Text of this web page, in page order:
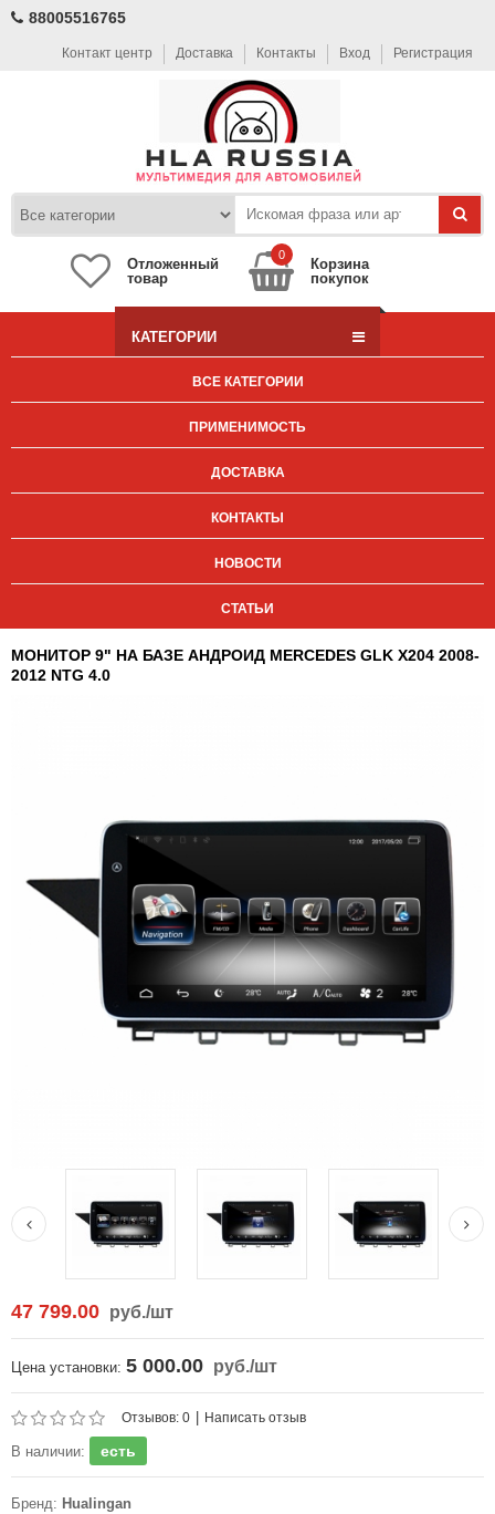
88005516765
Контакт центр Доставка Контакты Вход Регистрация
Отложенный
товар
0
Корзина
покупок
КАТЕГОРИИ
ВСЕ КАТЕГОРИИ
ПРИМЕНИМОСТЬ
ДОСТАВКА
КОНТАКТЫ
НОВОСТИ
СТАТЬИ
МОНИТОР 9" НА БАЗЕ АНДРОИД MERCEDES GLK X204 2008-
2012 NTG 4.0
47 799.00 руб./шт
Цена установки: 5 000.00 руб./шт
Отзывов: 0 Написать отзыв
В наличии: есть
Бренд: Hualingan